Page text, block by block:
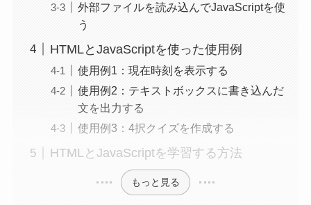
外部ファイルを読み込んでJavaScriptを使
う
HTMLとJavaScriptを使った使用例
使用例1：現在時刻を表示する
使用例2：テキストボックスに書き込んだ
文を出力する
使用例3：4択クイズを作成する
HTMLとJavaScriptを学習する方法
もっと見る